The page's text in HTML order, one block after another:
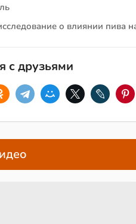
о влиянии пива
с друзьями